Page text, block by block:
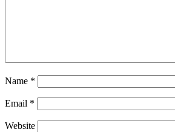
Name *
Email *
Website